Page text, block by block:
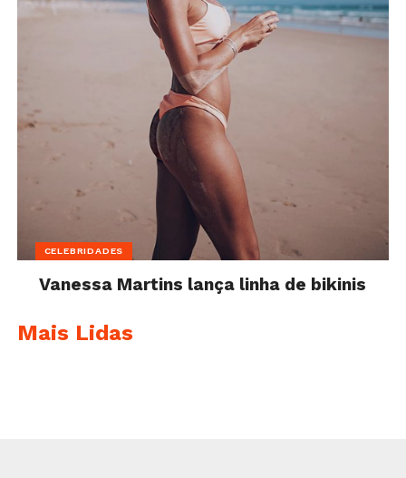
CELEBRIDADES
Vanessa Martins lança linha de bikinis
Mais Lidas